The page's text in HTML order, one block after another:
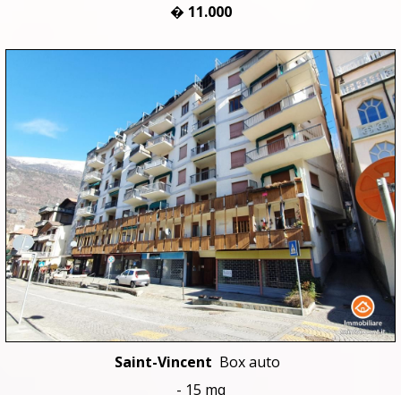
� 11.000
Saint-Vincent Box auto
- 15 mq